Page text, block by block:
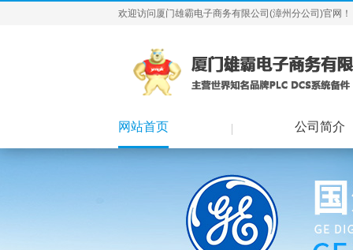
欢迎访问厦门雄霸电子商务有限公司(漳州分公司)官网！
网站首页 公司简介